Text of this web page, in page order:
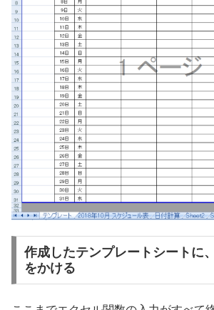
作成したテンプレートシートに
をかける